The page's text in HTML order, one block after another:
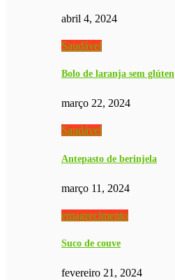
abril 4, 2024
Saudável
Bolo de laranja sem glúten
março 22, 2024
Saudável
Antepasto de berinjela
março 11, 2024
emagrecimento
Suco de couve
fevereiro 21, 2024